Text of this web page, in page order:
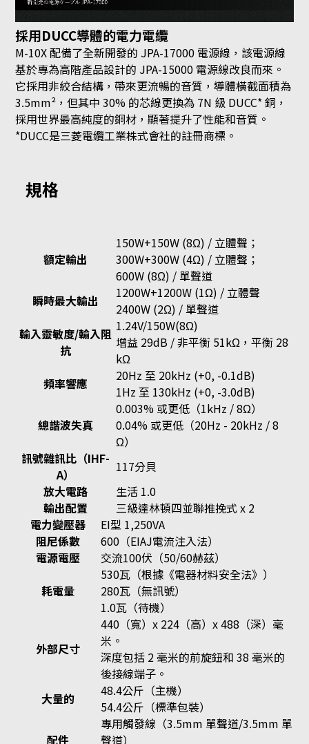
採用DUCC導體的電力電纜
M-10X 配備了全新開發的 JPA-17000 電源線，該電源線
基於專為高階產品設計的 JPA-15000 電源線改良而來。
它採用非絞合結構，帶來更流暢的音質，導體橫截面積為
3.5mm²，但其中 30% 的芯線更換為 7N 級 DUCC* 銅，
採用世界最高純度的銅材，顯著提升了性能和音質。
*DUCC是三菱電纜工業株式會社的註冊商標。
規格
額定輸出
150W+150W (8Ω) / 立體聲；
300W+300W (4Ω) / 立體聲；
600W (8Ω) / 單聲道
瞬時最大輸出
1200W+1200W (1Ω) / 立體聲
2400W (2Ω) / 單聲道
輸入靈敏度/輸入阻
抗
1.24V/150W(8Ω)
增益 29dB / 非平衡 51kΩ，平衡 28
kΩ
頻率響應
20Hz 至 20kHz (+0, -0.1dB)
1Hz 至 130kHz (+0, -3.0dB)
總諧波失真
0.003% 或更低（1kHz / 8Ω）
0.04% 或更低（20Hz - 20kHz / 8
Ω）
訊號雜訊比（IHF-
A）
117分貝
放大電路
生活 1.0
輸出配置
三級達林頓四並聯推挽式 x 2
電力變壓器
EI型 1,250VA
阻尼係數
600（EIAJ電流注入法）
電源電壓
交流100伏（50/60赫茲）
耗電量
530瓦（根據《電器材料安全法》）
280瓦（無訊號）
1.0瓦（待機）
外部尺寸
440（寬）x 224（高）x 488（深）毫
米。
深度包括 2 毫米的前旋鈕和 38 毫米的
後接線端子。
大量的
48.4公斤（主機）
54.4公斤（標準包裝）
配件
專用觸發線（3.5mm 單聲道/3.5mm 單
聲道）